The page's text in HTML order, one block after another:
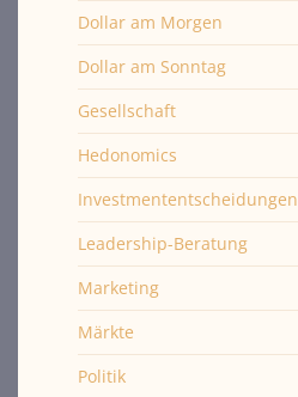
Dollar am Morgen
Dollar am Sonntag
Gesellschaft
Hedonomics
Investmententscheidungen
Leadership-Beratung
Marketing
Märkte
Politik